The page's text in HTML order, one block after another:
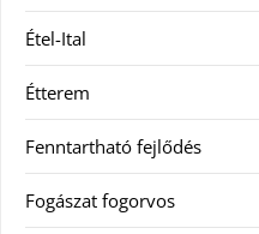
Étel-Ital
Étterem
Fenntartható fejlődés
Fogászat fogorvos